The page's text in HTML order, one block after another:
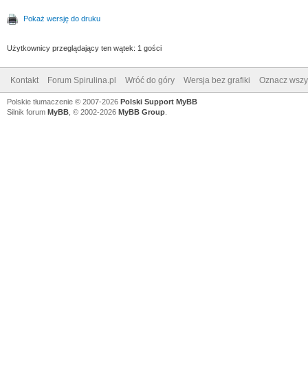
Pokaż wersję do druku
Użytkownicy przeglądający ten wątek: 1 gości
Kontakt Forum Spirulina.pl Wróć do góry Wersja bez grafiki Oznacz
Polskie tłumaczenie © 2007-2026 Polski Support MyBB
Silnik forum MyBB , © 2002-2026 MyBB Group